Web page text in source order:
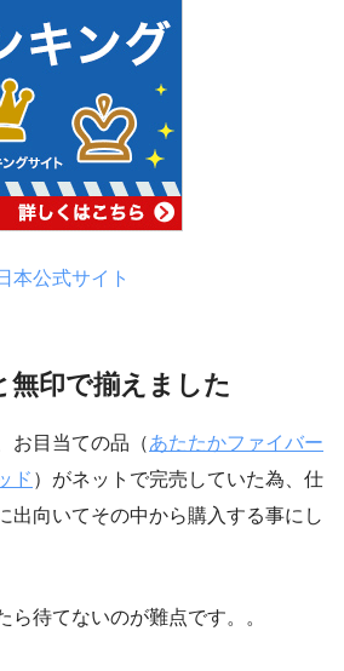
本公式サイト
無印で揃えました
お目当ての品（あたたかファイバー
ド ）がネットで完売していた為、仕
出向いてその中から購入する事にし
ら待てないのが難点です。。